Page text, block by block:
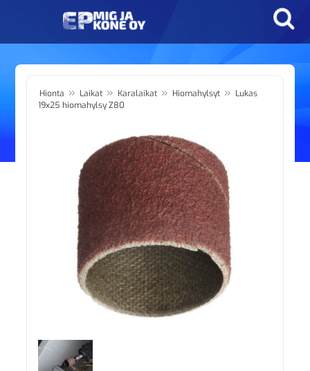
Hionta » Laikat » Karalaikat » Hiomahylsyt » Lukas
19x25 hiomahylsy Z80